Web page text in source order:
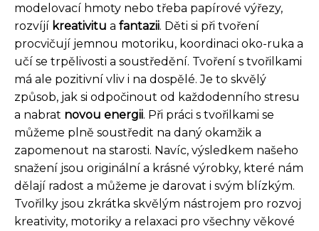
modelovací hmoty nebo třeba papírové výřezy,
rozvíjí kreativitu a fantazii. Děti si při tvoření
procvičují jemnou motoriku, koordinaci oko-ruka a
učí se trpělivosti a soustředění. Tvoření s tvořilkami
má ale pozitivní vliv i na dospělé. Je to skvělý
způsob, jak si odpočinout od každodenního stresu
a nabrat novou energii. Při práci s tvořilkami se
můžeme plně soustředit na daný okamžik a
zapomenout na starosti. Navíc, výsledkem našeho
snažení jsou originální a krásné výrobky, které nám
dělají radost a můžeme je darovat i svým blízkým.
Tvořilky jsou zkrátka skvělým nástrojem pro rozvoj
kreativity, motoriky a relaxaci pro všechny věkové